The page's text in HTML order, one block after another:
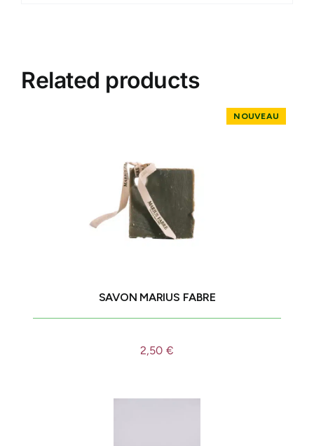
Related products
SAVON MARIUS FABRE
2,50 €